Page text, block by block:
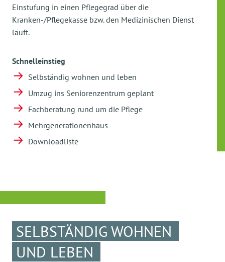
Einstufung in einen Pflegegrad über die
Kranken-/Pflegekasse bzw. den Medizinischen Dienst
läuft.
Schnelleinstieg
Selbständig wohnen und leben
Umzug ins Seniorenzentrum geplant
Fachberatung rund um die Pflege
Mehrgenerationenhaus
Downloadliste
SELBSTÄNDIG WOHNEN
UND LEBEN